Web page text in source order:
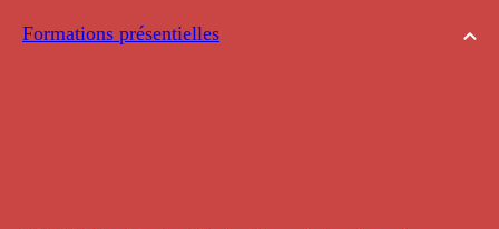
Formations présentielles